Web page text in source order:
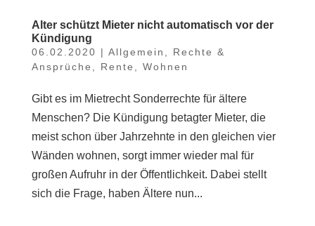
Alter schützt Mieter nicht automatisch vor der
Kündigung
06.02.2020 | Allgemein
Rechte &
Ansprüche
Rente Wohnen
Gibt es im Mietrecht Sonderrechte für ältere
Menschen? Die Kündigung betagter Mieter, die
meist schon über Jahrzehnte in den gleichen vier
Wänden wohnen, sorgt immer wieder mal für
großen Aufruhr in der Öffentlichkeit. Dabei stellt
sich die Frage, haben Ältere nun...